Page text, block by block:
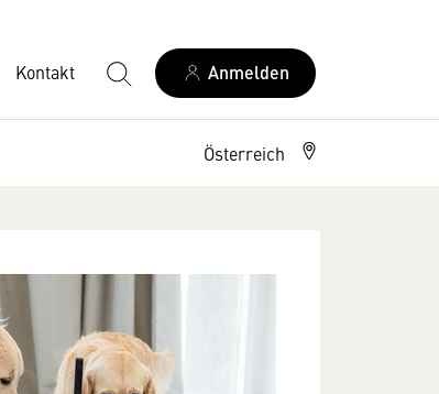
Kontakt Anmelden
Österreich